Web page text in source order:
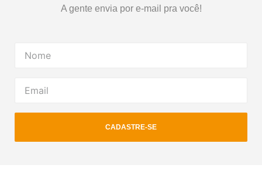
A gente envia por e-mail pra você!
CADASTRE-SE